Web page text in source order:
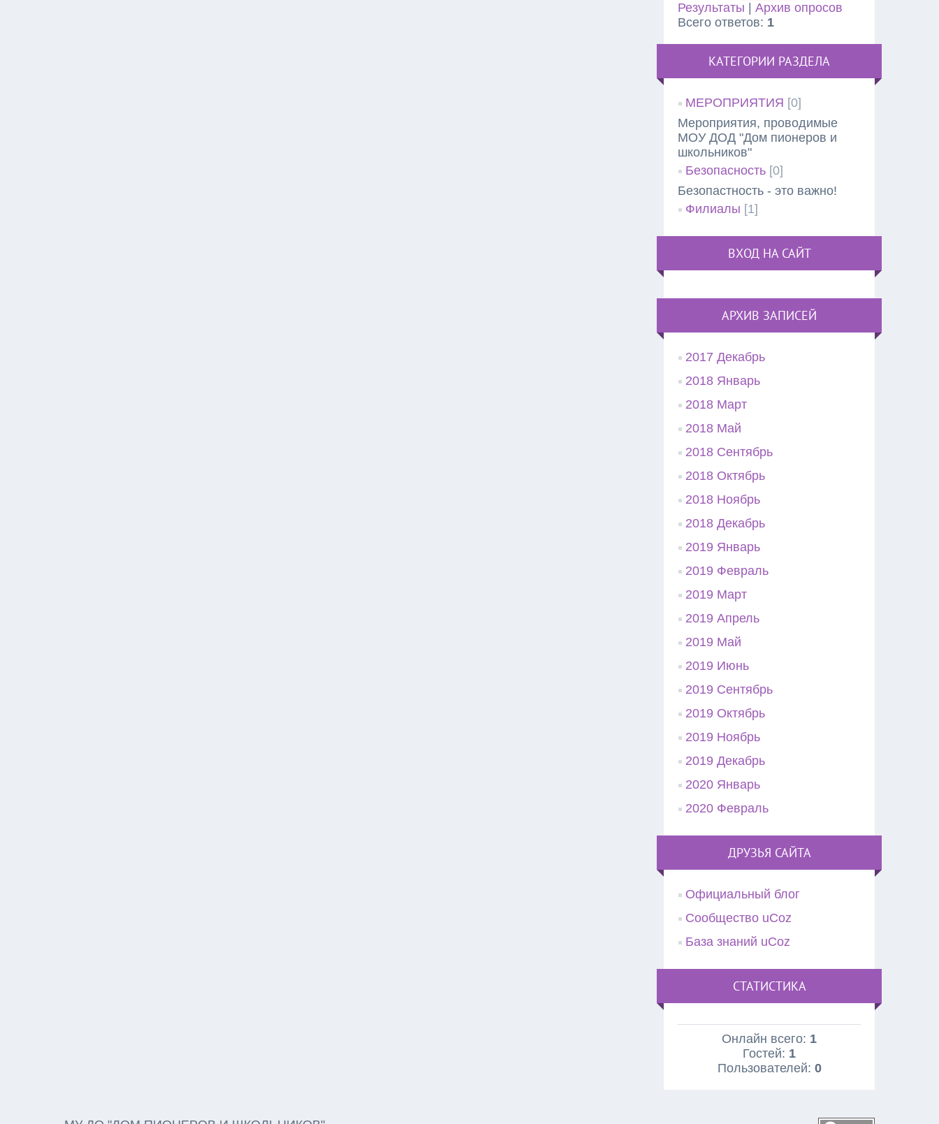
Результаты |Архив опросов
Всего ответов: 1
КАТЕГОРИИ РАЗДЕЛА
МЕРОПРИЯТИЯ [0]
Мероприятия, проводимые
МОУ ДОД "Дом пионеров и
школьников"
Безопасность [0]
Безопастность - это важно!
Филиалы [1]
ВХОД НА САЙТ
АРХИВ ЗАПИСЕЙ
2017 Декабрь
2018 Январь
2018 Март
2018 Май
2018 Сентябрь
2018 Октябрь
2018 Ноябрь
2018 Декабрь
2019 Январь
2019 Февраль
2019 Март
2019 Апрель
2019 Май
2019 Июнь
2019 Сентябрь
2019 Октябрь
2019 Ноябрь
2019 Декабрь
2020 Январь
2020 Февраль
ДРУЗЬЯ САЙТА
Официальный блог
Сообщество uCoz
База знаний uCoz
СТАТИСТИКА
Онлайн всего: 1
Гостей: 1
Пользователей: 0